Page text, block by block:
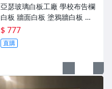
亞瑟玻璃白板工廠 學校布告欄
白板 牆面白板 塗鴉牆白板 磁
鐵白板 書寫白板 磁性玻璃白板
$ 777
直購